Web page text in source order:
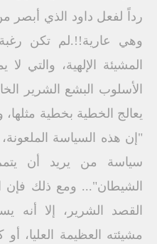
رداً لفعل داود الذي أبصر
وهي عارية!!.لم تكن
المشيئة الإلهية، والتي
الأسلوب البشع الشرير
يعالج الخطية بخطية
"إن هذه السياسة
سياسة من يريد أن
الشيطان"... ومع ذلك فإن
القصد الشرير، إلا أنه
مشيئته العظيمة العليا،